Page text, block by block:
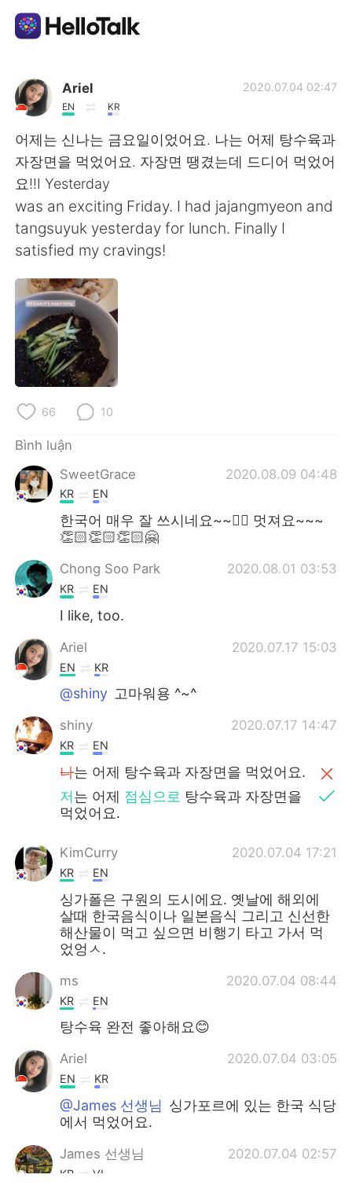
Ứng dụng trao đổi ngôn ngữ
AI Grammar Checker
Tiếng Việt
English 简体中文
繁體中文
العربية
Deutsch
Italiano
Português
Ariel
EN KR
2020.07.04 02:47
어제는 신나는 금요일이었어요. 나는 어제 탕수육과
자장면을 먹었어요. 자장면 땡겼는데 드디어 먹었어
요!!I Yesterday
was an exciting Friday. I had jajangmyeon and
tangsuyuk yesterday for lunch. Finally I
satisfied my cravings!
66 10
Bình luận
SweetGrace
2020.08.09 04:48
KR EN
한국어 매우 잘 쓰시네요~~👍🏻 멋져요~~~
👏🏻👏🏻👏🏻🤗
Chong Soo Park 2020.08.01 03:53
KR EN
I like, too.
Ariel 2020.07.17 15:03
EN KR
@shiny 고마워용 ^~^
shiny 2020.07.17 14:47
KR EN
나는 어제 탕수육과 자장면을 먹었어요.
저는 어제 점심으로 탕수육과 자장면을
먹었어요.
KimCurry 2020.07.04 17:21
KR EN
싱가폴은 구원의 도시에요. 옛날에 해외에
살때 한국음식이나 일본음식 그리고 신선한
해산물이 먹고 싶으면 비행기 타고 가서 먹
었엉ㅅ.
ms 2020.07.04 08:44
KR EN
탕수육 완전 좋아해요😊
Ariel 2020.07.04 03:05
EN KR
@James 선생님 싱가포르에 있는 한국 식당
에서 먹었어요.
James 선생님 2020.07.04 02:57
KR VI